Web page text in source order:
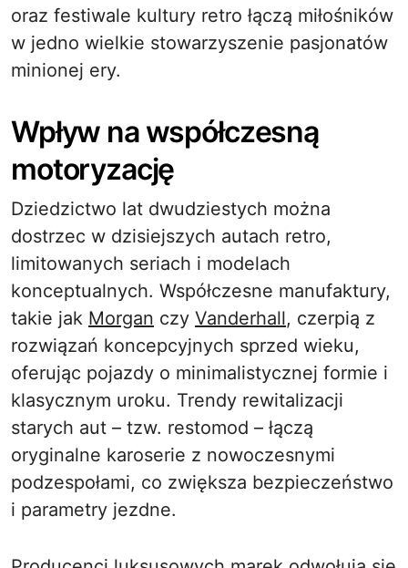
oraz festiwale kultury retro łączą miłośników
w jedno wielkie stowarzyszenie pasjonatów
minionej ery.
Wpływ na współczesną
motoryzację
Dziedzictwo lat dwudziestych można
dostrzec w dzisiejszych autach retro,
limitowanych seriach i modelach
konceptualnych. Współczesne manufaktury,
takie jak Morgan czy Vanderhall, czerpią z
rozwiązań koncepcyjnych sprzed wieku,
oferując pojazdy o minimalistycznej formie i
klasycznym uroku. Trendy rewitalizacji
starych aut – tzw. restomod – łączą
oryginalne karoserie z nowoczesnymi
podzespołami, co zwiększa bezpieczeństwo
i parametry jezdne.